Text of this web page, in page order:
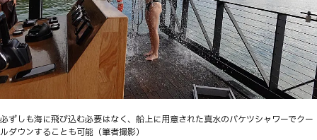
必ずしも海に飛び込む必要はなく、船上に用意された真水のバケツシャワーでクー
ルダウンすることも可能（筆者撮影）